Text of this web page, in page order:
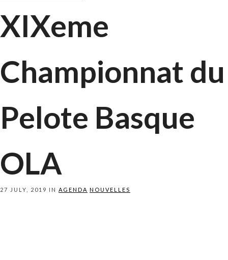
XIXeme
Championnat du
Pelote Basque
OLA
27 JULY, 2019 IN AGENDA NOUVELLES